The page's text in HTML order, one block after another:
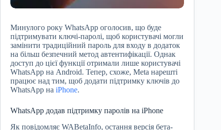
Минулого року WhatsApp оголосив, що буде
підтримувати ключі-паролі, щоб користувачі могли
замінити традиційний пароль для входу в додаток
на більш безпечний метод автентифікації. Однак
доступ до цієї функції отримали лише користувачі
WhatsApp на Android. Тепер, схоже, Meta нарешті
працює над тим, щоб додати підтримку ключів до
WhatsApp на iPhone.
WhatsApp додав підтримку паролів на iPhone
Як повідомляє WABetaInfo, остання версія бета-